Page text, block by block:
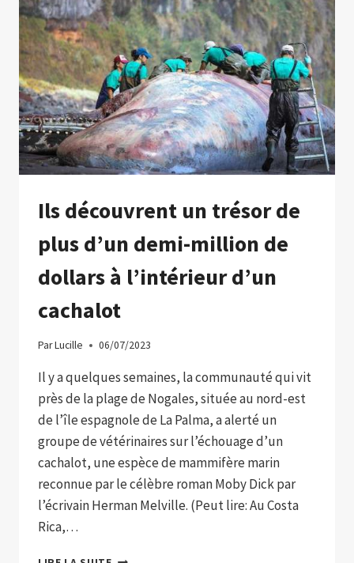
Ils découvrent un trésor de
plus d’un demi-million de
dollars à l’intérieur d’un
cachalot
ParLucille 06/07/2023
Il y a quelques semaines, la communauté qui vit
près de la plage de Nogales, située au nord-est
de l’île espagnole de La Palma, a alerté un
groupe de vétérinaires sur l’échouage d’un
cachalot, une espèce de mammifère marin
reconnue par le célèbre roman Moby Dick par
l’écrivain Herman Melville. (Peut lire: Au Costa
Rica,…
ILS